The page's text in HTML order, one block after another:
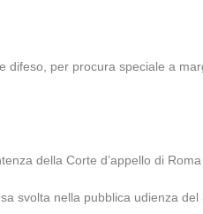
difeso, per procura speciale a
della Corte d’appello di
svolta nella pubblica udienza